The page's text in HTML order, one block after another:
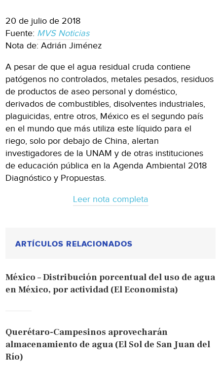
20 de julio de 2018
Fuente: MVS Noticias
Nota de: Adrián Jiménez
A pesar de que el agua residual cruda contiene
patógenos no controlados, metales pesados, residuos
de productos de aseo personal y doméstico,
derivados de combustibles, disolventes industriales,
plaguicidas, entre otros, México es el segundo país
en el mundo que más utiliza este líquido para el
riego, solo por debajo de China, alertan
investigadores de la UNAM y de otras instituciones
de educación pública en la Agenda Ambiental 2018
Diagnóstico y Propuestas.
Leer nota completa
ARTÍCULOS RELACIONADOS
México – Distribución porcentual del uso de agua
en México, por actividad (El Economista)
Querétaro-Campesinos aprovecharán
almacenamiento de agua (El Sol de San Juan del
Río)